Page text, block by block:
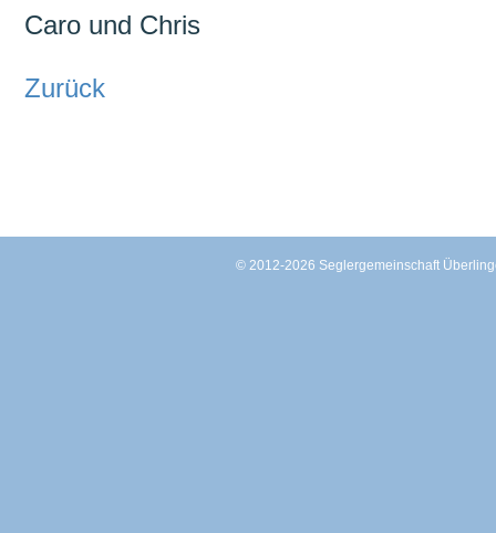
Caro und Chris
Zurück
© 2012-2026 Seglergemeinschaft